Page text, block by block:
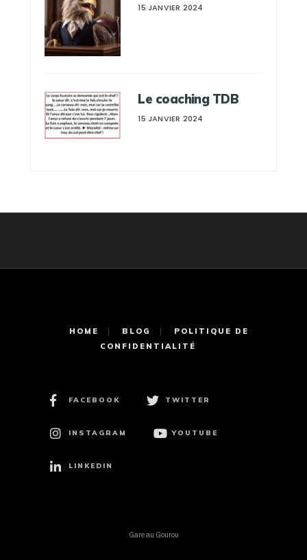
15 JANVIER 2024
Le coaching TDB
15 JANVIER 2024
HOME BLOG
POLITIQUE DE
CONFIDENTIALITÉ
FACEBOOK TWITTER
INSTAGRAM YOUTUBE
LINKEDIN
Gare au Gourou